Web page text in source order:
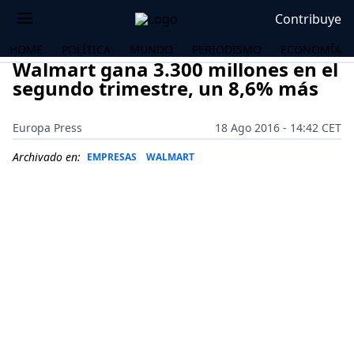
Contribuye
HOME POLÍTICA MUNDO PERIODISMO ECONOMÍA
Walmart gana 3.300 millones en el
segundo trimestre, un 8,6% más
Europa Press
18 Ago 2016 - 14:42 CET
Archivado en: EMPRESAS WALMART